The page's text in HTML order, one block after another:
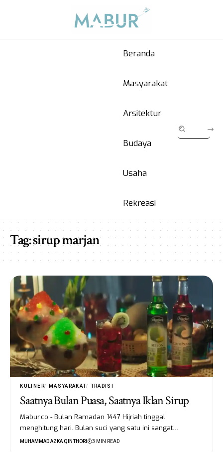
Beranda
Masyarakat
Arsitektur
Budaya
Usaha
Rekreasi
Tag:sirup marjan
KULINER MASYARAKAT TRADISI
Saatnya Bulan Puasa, Saatnya Iklan Sirup
Mabur.co - Bulan Ramadan 1447 Hijriah tinggal
menghitung hari. Bulan suci yang satu ini sangat…
MUHAMMAD AZKA QINTHORI 3 MIN READ